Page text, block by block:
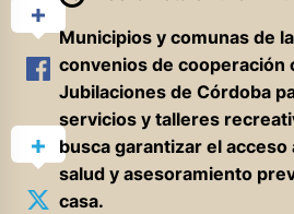
Municipios y comunas de
convenios de cooperación
Jubilaciones de Córdoba
servicios y talleres
busca garantizar el acceso
salud y asesoramiento
casa.